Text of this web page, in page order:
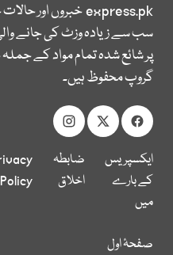
express.pkخبروں اور
سب سے زیادہ وزٹ کی جانے
پر شائع شدہ تمام مواد کے
گروپ محفوظ ہیں۔
ایکسپریس
کے بارے
میں
ضابطہ
اخلاق
Policy
صفحۂ اول